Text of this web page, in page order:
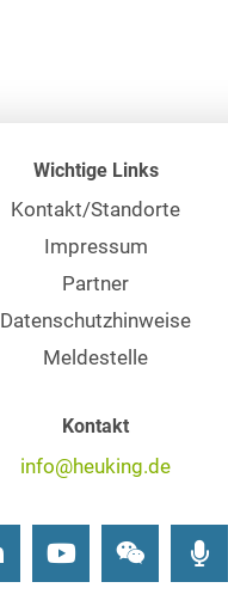
Wichtige Links
Kontakt/Standorte
Impressum
Partner
Datenschutzhinweise
Meldestelle
Kontakt
info@heuking.de
LinkedInYoutubeWechat